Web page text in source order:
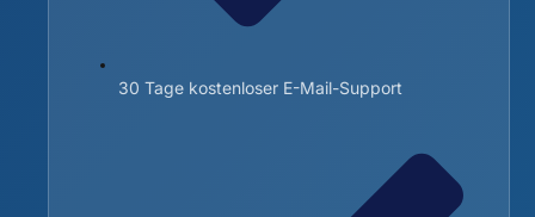
30 Tage kostenloser E-Mail-Support